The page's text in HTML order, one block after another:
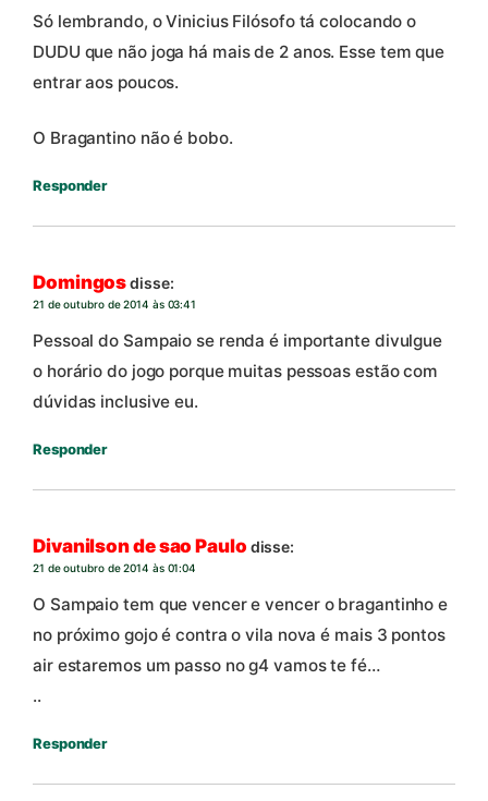
Só lembrando, o Vinicius Filósofo tá colocando o
DUDU que não joga há mais de 2 anos. Esse tem que
entrar aos poucos.
O Bragantino não é bobo.
Responder
Domingosdisse:
21 de outubro de 2014 às 03:41
Pessoal do Sampaio se renda é importante divulgue
o horário do jogo porque muitas pessoas estão com
dúvidas inclusive eu.
Responder
Divanilson de sao Paulo disse:
21 de outubro de 2014 às 01:04
O Sampaio tem que vencer e vencer o bragantinho e
no próximo gojo é contra o vila nova é mais 3 pontos
air estaremos um passo no g4 vamos te fé…
..
Responder